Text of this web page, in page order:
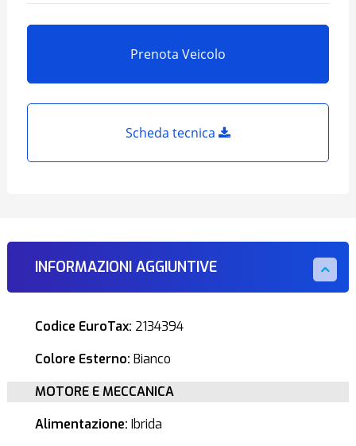
Prenota Veicolo
Scheda tecnica
INFORMAZIONI AGGIUNTIVE
Codice EuroTax: 2134394
Colore Esterno: Bianco
MOTORE E MECCANICA
Alimentazione: Ibrida